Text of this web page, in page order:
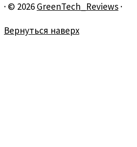
· © 2026 GreenTech_Reviews ·
Вернуться наверх